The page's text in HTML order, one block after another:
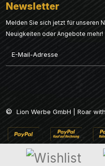
Newsletter
Melden Sie sich jetzt für unseren
Neuigkeiten oder Angebote mehr!
© Lion Werbe GmbH | Roar